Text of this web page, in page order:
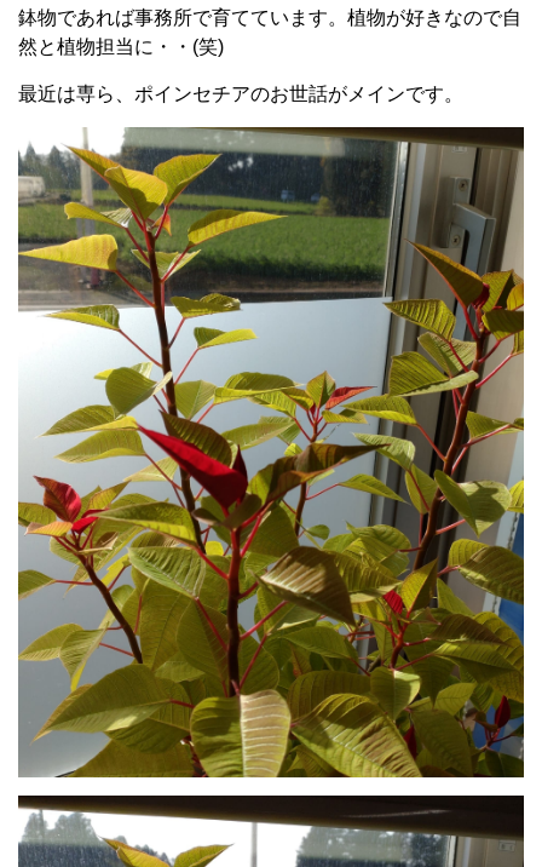
鉢物であれば事務所で育てています。植物が好きなので自
然と植物担当に・・(笑)
最近は専ら、ポインセチアのお世話がメインです。